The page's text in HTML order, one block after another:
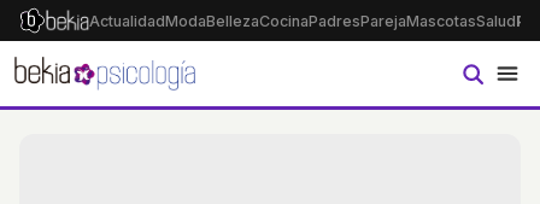
ActualidadModaBellezaCocinaPadresParejaMascotasSalud